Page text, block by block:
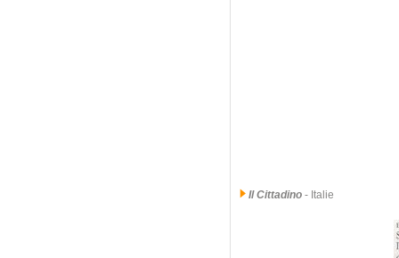
Il Cittadino - Italie